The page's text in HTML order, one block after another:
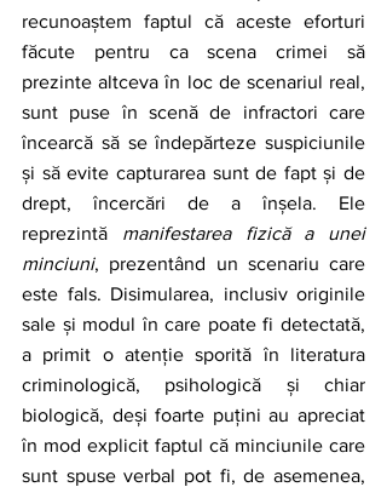
recunoaștem faptul că aceste eforturi
făcute pentru ca scena crimei să
prezinte altceva în loc de scenariul real,
sunt puse în scenă de infractori care
încearcă să se îndepărteze suspiciunile
și să evite capturarea sunt de fapt și de
drept, încercări de a înșela. Ele
reprezintă manifestarea fizică a unei
minciuni, prezentând un scenariu care
este fals. Disimularea, inclusiv originile
sale și modul în care poate fi detectată,
a primit o atenție sporită în literatura
criminologică, psihologică și chiar
biologică, deși foarte puțini au apreciat
în mod explicit faptul că minciunile care
sunt spuse verbal pot fi, de asemenea,